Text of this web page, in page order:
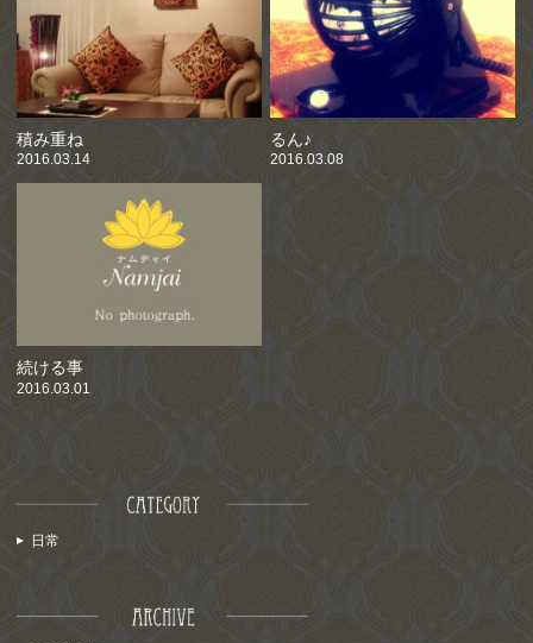
積み重ね
2016.03.14
るん♪
2016.03.08
続ける事
2016.03.01
日常